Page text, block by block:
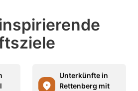
Unterkünfte in
Rettenberg mit